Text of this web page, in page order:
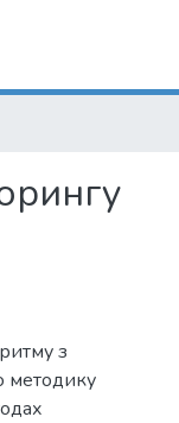
з
методику